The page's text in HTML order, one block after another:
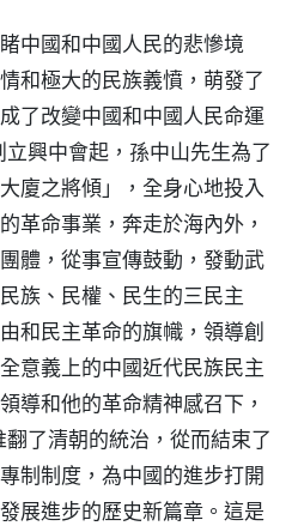
中國和中國人民的悲慘境
和極大的民族義憤，萌發了
了改變中國和中國人民命運
興中會起，孫中山先生為了
廈之將傾」，全身心地投入
革命事業，奔走於海內外，
體，從事宣傳鼓動，發動武
族、民權、民生的三民主
和民主革命的旗幟，領導創
意義上的中國近代民族民主
導和他的革命精神感召下，
了清朝的統治，從而結束了
制制度，為中國的進步打開
展進步的歷史新篇章。這是